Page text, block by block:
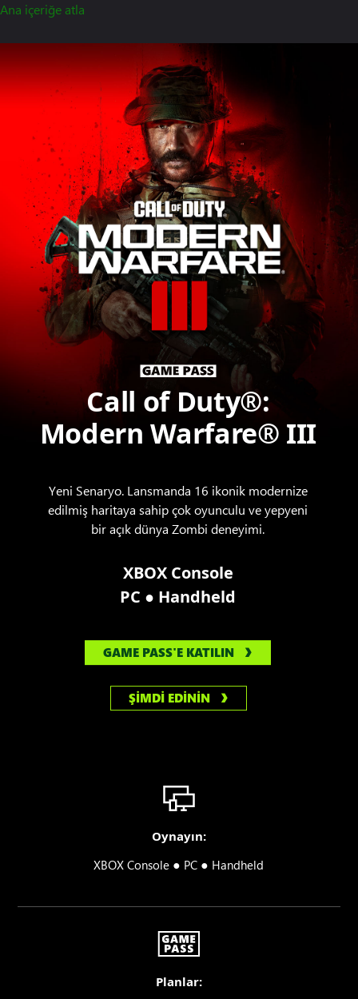
Ana içeriğe atla
Call of Duty®:
Modern Warfare® III
Yeni Senaryo. Lansmanda 16 ikonik modernize
edilmiş haritaya sahip çok oyunculu ve yepyeni
bir açık dünya Zombi deneyimi.
XBOX Console
PC ● Handheld
GAME PASS'E KATILIN
ŞİMDİ EDİNİN
Oynayın:
XBOX Console ● PC ● Handheld
Planlar: